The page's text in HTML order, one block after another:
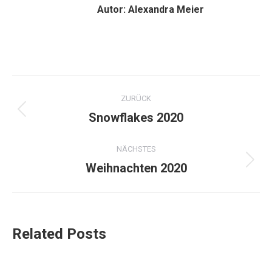
Autor: Alexandra Meier
Kommentarnavigation
ZURÜCK
Vorheriger
Snowflakes 2020
NÄCHSTES
Nächster
Weihnachten 2020
Related Posts